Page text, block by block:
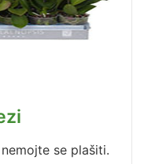
se plašiti.